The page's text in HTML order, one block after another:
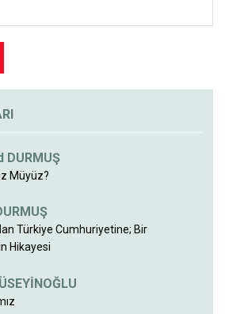
DURMUŞ
Müyüz?
Türkiye Cumhuriyetine; Bir
Hikayesi